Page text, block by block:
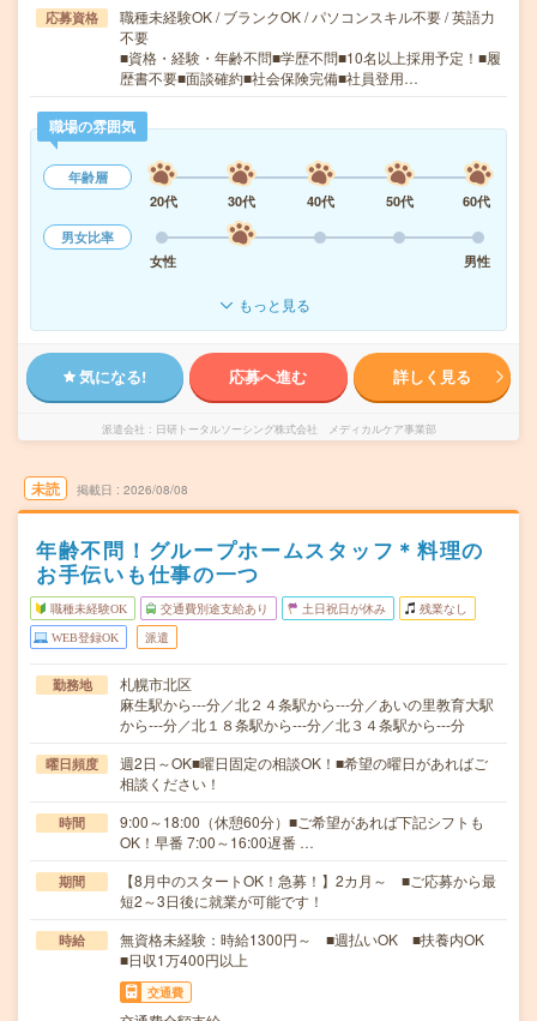
応募資格
職種未経験OK / ブランクOK / パソコンスキル不要 / 英語力
不要
■資格・経験・年齢不問■学歴不問■10名以上採用予定！■履
歴書不要■面談確約■社会保険完備■社員登用…
職場の雰囲気
年齢層
20代
30代 40代 50代
60代
男女比率
女性
男性
もっと見る
気になる! 応募へ進む 詳しく見る
派遣会社 日研トータルソーシング株式会社 メディカルケア事業部
未読 掲載日 2026/08/08
年齢不問！グループホームスタッフ＊料理の
お手伝いも仕事の一つ
職種未経験OK 交通費別途支給あり 土日祝日が休み 残業なし
WEB登録OK 派遣
勤務地
札幌市北区
麻生駅から---分／北２４条駅から---分／あいの里教育大駅
から---分／北１８条駅から---分／北３４条駅から---分
曜日頻度
週2日～OK■曜日固定の相談OK！■希望の曜日があればご
相談ください！
時間
9:00～18:00（休憩60分）■ご希望があれば下記シフトも
OK！早番 7:00～16:00遅番 …
期間
【8月中のスタートOK！急募！】2カ月～ ■ご応募から最
短2～3日後に就業が可能です！
時給
無資格未経験：時給1300円～ ■週払いOK ■扶養内OK
■日収1万400円以上
交通費